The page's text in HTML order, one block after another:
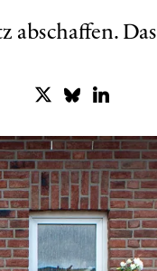
abschaffen. Das